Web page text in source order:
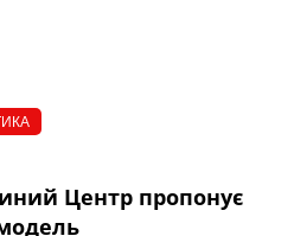
Центр пропонує